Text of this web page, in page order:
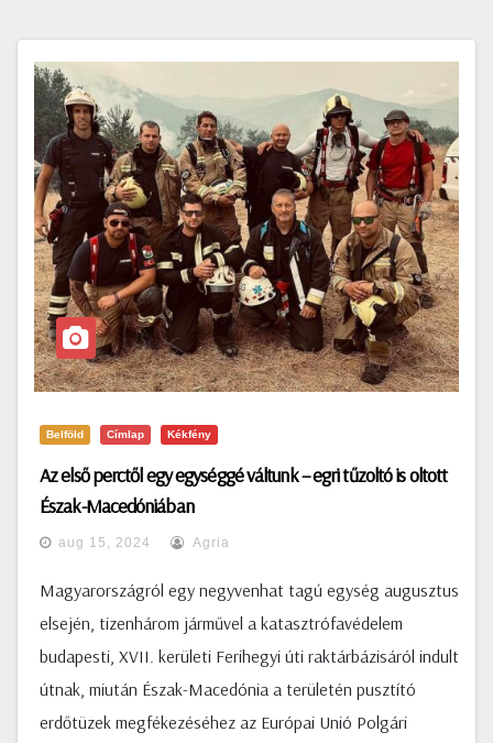
Belföld Címlap Kékfény
Az első perctől egy egységgé váltunk – egri tűzoltó is oltott
Észak-Macedóniában
aug 15, 2024 Agria
Magyarországról egy negyvenhat tagú egység augusztus
elsején, tizenhárom járművel a katasztrófavédelem
budapesti, XVII. kerületi Ferihegyi úti raktárbázisáról indult
útnak, miután Észak-Macedónia a területén pusztító
erdőtüzek megfékezéséhez az Európai Unió Polgári